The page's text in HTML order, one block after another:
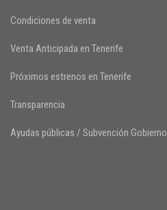
Condiciones de venta
Venta Anticipada en Tenerife
Próximos estrenos en Tenerife
Transparencia
Ayudas públicas / Subvención Gobierno